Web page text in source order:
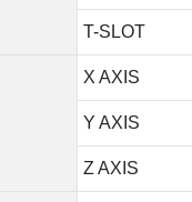
T-SLOT
X AXIS
Y AXIS
Z AXIS